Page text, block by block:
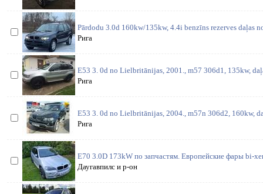
Pārdodu 3.0d 160kw/135kw, 4.4i benzīns rezerves daļas
Рига
E53 3. 0d no Lielbritānijas, 2001., m57 306d1, 135kw,
Рига
E53 3. 0d no Lielbritānijas, 2004., m57n 306d2, 160kw,
Рига
E70 3.0D 173kW по запчастям. Европейские фары bi-
Даугавпилс и р-он